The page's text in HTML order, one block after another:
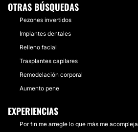
GINECOMASTIA
preocupación muy habitual.
relativamente simple. En la mayoría
CONTACTAR
AUMENTO PÓMULOS
OTRAS BÚSQUEDAS
Pezones invertidos
Implantes dentales
Relleno facial
Trasplantes capilares
Remodelación corporal
Aumento pene
EXPERIENCIAS
Por fin me arregle lo que más me